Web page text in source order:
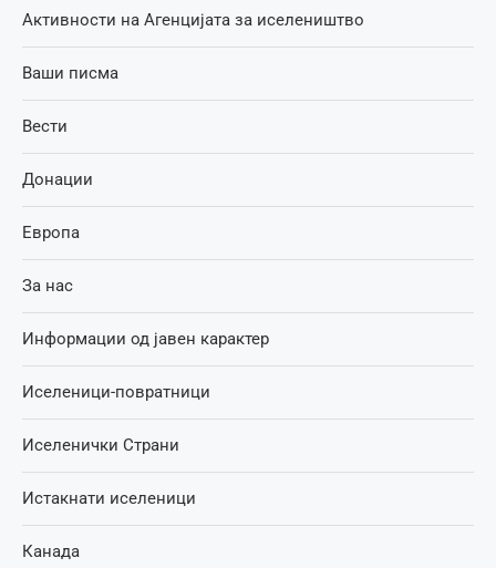
Активности на Агенцијата за иселеништво
Ваши писма
Вести
Донации
Европа
За нас
Информации од јавен карактер
Иселеници-повратници
Иселенички Страни
Истакнати иселеници
Канада